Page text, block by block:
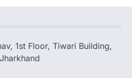
1st Floor, Tiwari Building,